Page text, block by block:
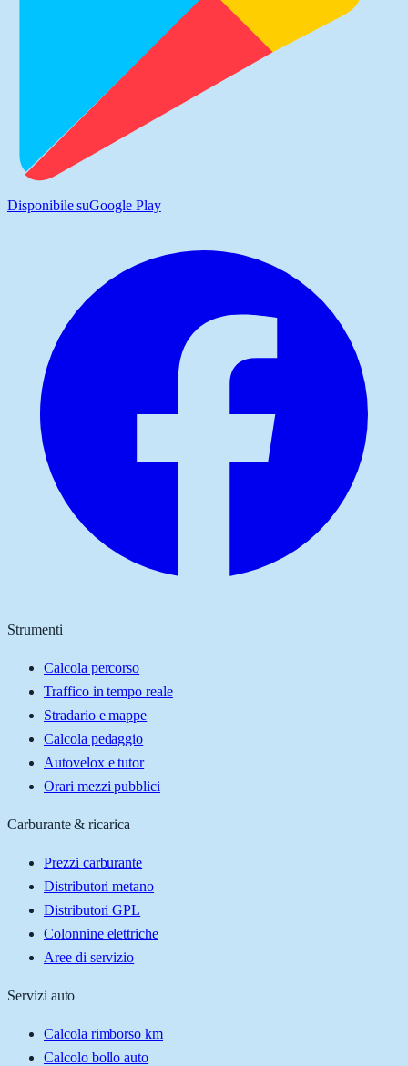
Disponibile suGoogle Play
Strumenti
Calcola percorso
Traffico in tempo reale
Stradario e mappe
Calcola pedaggio
Autovelox e tutor
Orari mezzi pubblici
Carburante & ricarica
Prezzi carburante
Distributori metano
Distributori GPL
Colonnine elettriche
Aree di servizio
Servizi auto
Calcola rimborso km
Calcolo bollo auto